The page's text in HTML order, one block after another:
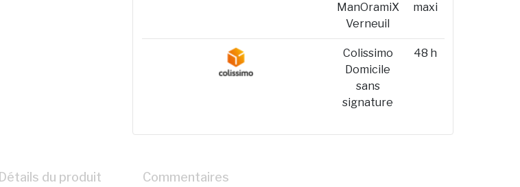
ManOramiX
Verneuil
maxi
Colissimo
Domicile
sans
signature
48 h
Détails du produit Commentaires